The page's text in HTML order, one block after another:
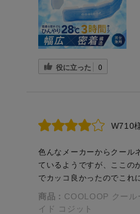
役に立った 0
W710
色んなメーカーからクール
ているようですが、ここの
でカッコ良かったのでこれ
商品： COOLOOP クール
イド コジット